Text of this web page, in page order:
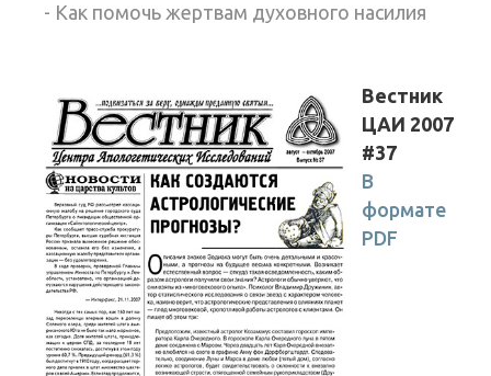
- Как помочь жертвам духовного насилия
Вестник
ЦАИ 2007
#37
В
формате
PDF